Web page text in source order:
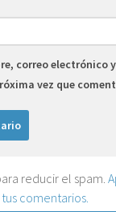
correo electrónico
vez que
reducir el spam.
comentarios.